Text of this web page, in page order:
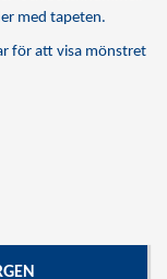
med tapeten.
för att visa mönstret